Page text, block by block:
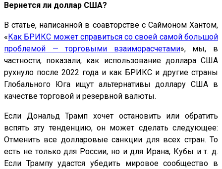
Вернется ли доллар США?
В статье, написанной в соавторстве с Саймоном Хантом,
« Как БРИКС может справиться со своей самой большой
проблемой — торговыми взаиморасчетами», мы, в
частности, показали, как использование доллара США
рухнуло после 2022 года и как БРИКС и другие страны
Глобального Юга ищут альтернативы доллару США в
качестве торговой и резервной валюты.
Если Дональд Трамп хочет остановить или обратить
вспять эту тенденцию, он может сделать следующее:
Отменить все долларовые санкции для всех стран. То
есть не только для России, но и для Ирана, Кубы и т. д.
Если Трампу удастся убедить мировое сообщество в